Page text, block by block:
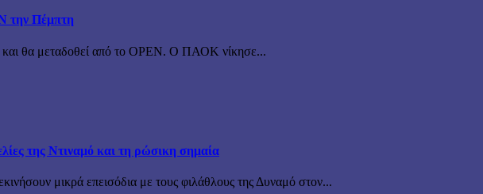
την Πέμπτη
και θα μεταδοθεί από το OPEN. O ΠΑΟΚ νίκησε...
της Ντιναμό και τη ρώσικη σημαία
μικρά επεισόδια με τους φιλάθλους της Δυναμό στον...